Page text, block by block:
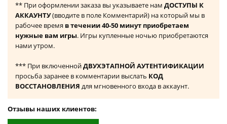
** При оформлении заказа вы указываете нам ДОСТУПЫ К
АККАУНТУ(вводите в поле Комментарий) на который мы в
рабочее время в течении 40-50 минут приобретаем
нужные вам игры. Игры купленные ночью приобретаются
нами утром.
*** При включеннойДВУХЭТАПНОЙ АУТЕНТИФИКАЦИИ
просьба заранее в комментарии выслать КОД
ВОССТАНОВЛЕНИЯ для мгновенного входа в аккаунт.
Отзывы наших клиентов: